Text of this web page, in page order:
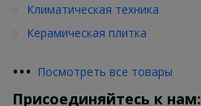
Климатическая техника
Керамическая плитка
••• Посмотреть все товары
Присоединяйтесь к нам: